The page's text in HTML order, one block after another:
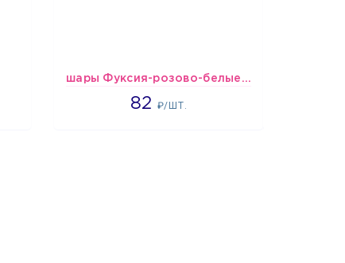
шары Фуксия-розово-белые пастельные
82 ₽/ШТ.
1637